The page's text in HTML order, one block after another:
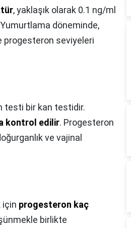
, yaklaşık olarak 0.1 ng/ml
döneminde,
progesteron seviyeleri
testi bir kan testidir.
kontrol edilir. Progesteron
ve vajinal
için progesteron kaç
birlikte